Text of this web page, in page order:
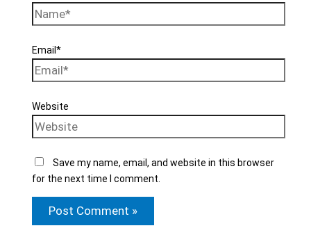
Email*
Website
Save my name, email, and website in this browser
for the next time I comment.